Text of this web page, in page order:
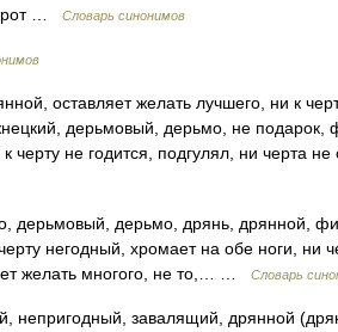
…
Словарь синонимов
оставляет желать лучшего, ни к
дерьмовый, дерьмо, не подарок,
черту не годится, подгулял, ни черта
дерьмовый, дерьмо, дрянь, дрянной,
негодный, хромает на обе ноги, ни
желать многого, не то,… …
Словарь
непригодный, завалящий, дрянной